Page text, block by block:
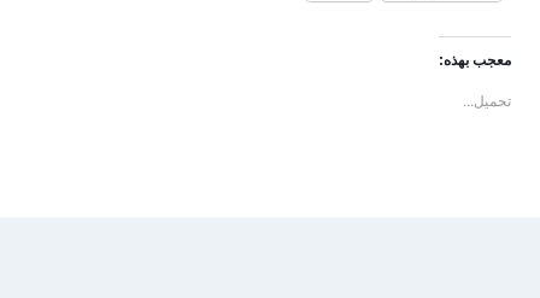
معجب بهذه:
تحميل...